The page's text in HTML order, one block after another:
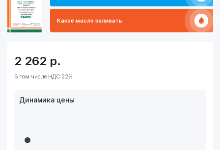
Какое масло заливать
2 262 р.
В том числе НДС 22%
Динамика цены